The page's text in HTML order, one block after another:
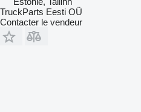
TruckParts Eesti OÜ
Contacter le vendeur